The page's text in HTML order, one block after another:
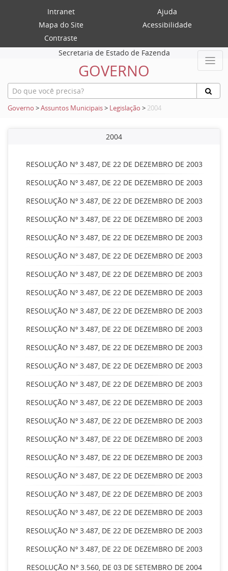
Intranet
Ajuda
Mapa do Site
Acessibilidade
Contraste
Secretaria de Estado de Fazenda
GOVERNO
Governo >Assuntos Municipais> Legislação > 2004
2004
RESOLUÇÃO Nº 3.487, DE 22 DE DEZEMBRO DE 2003
RESOLUÇÃO Nº 3.487, DE 22 DE DEZEMBRO DE 2003
RESOLUÇÃO Nº 3.487, DE 22 DE DEZEMBRO DE 2003
RESOLUÇÃO Nº 3.487, DE 22 DE DEZEMBRO DE 2003
RESOLUÇÃO Nº 3.487, DE 22 DE DEZEMBRO DE 2003
RESOLUÇÃO Nº 3.487, DE 22 DE DEZEMBRO DE 2003
RESOLUÇÃO Nº 3.487, DE 22 DE DEZEMBRO DE 2003
RESOLUÇÃO Nº 3.487, DE 22 DE DEZEMBRO DE 2003
RESOLUÇÃO Nº 3.487, DE 22 DE DEZEMBRO DE 2003
RESOLUÇÃO Nº 3.487, DE 22 DE DEZEMBRO DE 2003
RESOLUÇÃO Nº 3.487, DE 22 DE DEZEMBRO DE 2003
RESOLUÇÃO Nº 3.487, DE 22 DE DEZEMBRO DE 2003
RESOLUÇÃO Nº 3.487, DE 22 DE DEZEMBRO DE 2003
RESOLUÇÃO Nº 3.487, DE 22 DE DEZEMBRO DE 2003
RESOLUÇÃO Nº 3.487, DE 22 DE DEZEMBRO DE 2003
RESOLUÇÃO Nº 3.487, DE 22 DE DEZEMBRO DE 2003
RESOLUÇÃO Nº 3.487, DE 22 DE DEZEMBRO DE 2003
RESOLUÇÃO Nº 3.487, DE 22 DE DEZEMBRO DE 2003
RESOLUÇÃO Nº 3.487, DE 22 DE DEZEMBRO DE 2003
RESOLUÇÃO Nº 3.487, DE 22 DE DEZEMBRO DE 2003
RESOLUÇÃO Nº 3.487, DE 22 DE DEZEMBRO DE 2003
RESOLUÇÃO Nº 3.487, DE 22 DE DEZEMBRO DE 2003
RESOLUÇÃO Nº 3.560, DE 03 DE SETEMBRO DE 2004